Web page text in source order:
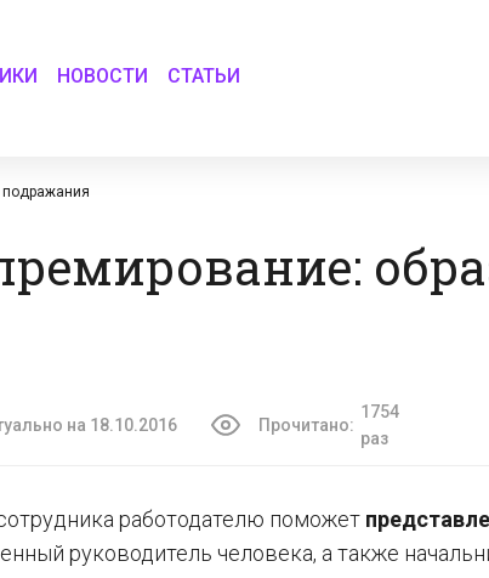
НОВОСТИ СТАТЬИ
подражания
на 18.10.2016 Прочитано:
1754
раз
работодателю поможет
руководитель человека, а также